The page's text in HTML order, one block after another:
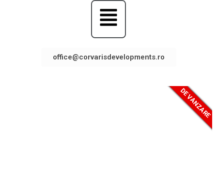
office@corvarisdevelopments.ro
DE VANZARE